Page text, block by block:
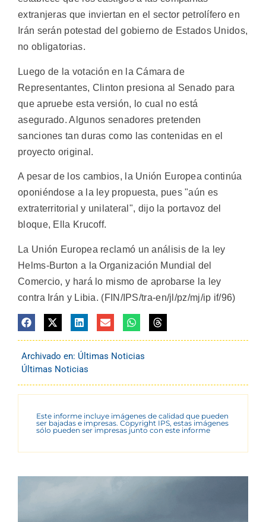
extranjeras que inviertan en el sector petrolífero en
Irán serán potestad del gobierno de Estados Unidos,
no obligatorias.
Luego de la votación en la Cámara de
Representantes, Clinton presiona al Senado para
que apruebe esta versión, lo cual no está
asegurado. Algunos senadores pretenden
sanciones tan duras como las contenidas en el
proyecto original.
A pesar de los cambios, la Unión Europea continúa
oponiéndose a la ley propuesta, pues "aún es
extraterritorial y unilateral", dijo la portavoz del
bloque, Ella Krucoff.
La Unión Europea reclamó un análisis de la ley
Helms-Burton a la Organización Mundial del
Comercio, y hará lo mismo de aprobarse la ley
contra Irán y Libia. (FIN/IPS/tra-en/jl/pz/mj/ip if/96)
Archivado en: Últimas Noticias
Últimas Noticias
Este informe incluye imágenes de calidad que pueden
ser bajadas e impresas. Copyright IPS, estas imágenes
sólo pueden ser impresas junto con este informe